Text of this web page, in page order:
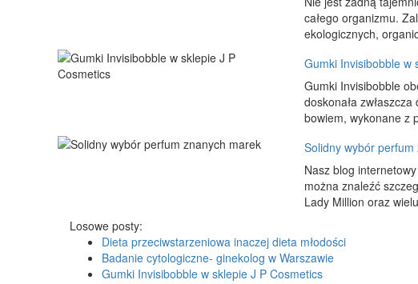
całego organizmu.
ekologicznych,
Gumki Invisibobble w
Gumki Invisibobble
doskonała
bowiem, wykonane z
Solidny wybór
Nasz blog
można znaleźć
Lady Million oraz
Losowe posty:
Dieta przeciwstarzeniowa inaczej dieta młodości
Badanie cytologiczne- ginekolog w Warszawie
Gumki Invisibobble w sklepie J P Cosmetics